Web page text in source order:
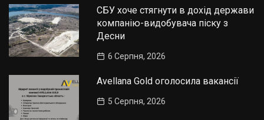
СБУ хоче стягнути в дохід держави
компанію-видобувача піску з
Десни
6 Серпня, 2026
Avellana Gold оголосила вакансії
5 Серпня, 2026